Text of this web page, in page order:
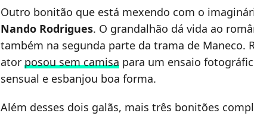
Outro bonitão que está mexendo com o
Nando Rodrigues. O grandalhão dá vida ao
também na segunda parte da trama de Maneco.
ator posou sem camisa para um ensaio
sensual e esbanjou boa forma.
Além desses dois galãs, mais três bonitões